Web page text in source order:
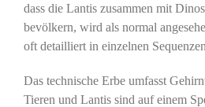
dass die Lantis zusammen mit
bevölkern, wird als normal
oft detailliert in einzelnen
Das technische Erbe umfasst
Tieren und Lantis sind auf einem